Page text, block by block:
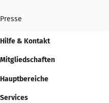
Presse
Hilfe & Kontakt
Mitgliedschaften
Hauptbereiche
Services